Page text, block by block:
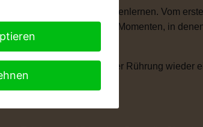
Von Eurem ersten Kennenlernen. Vom
und all den Momenten, in
um die Tränen der Rührung wieder